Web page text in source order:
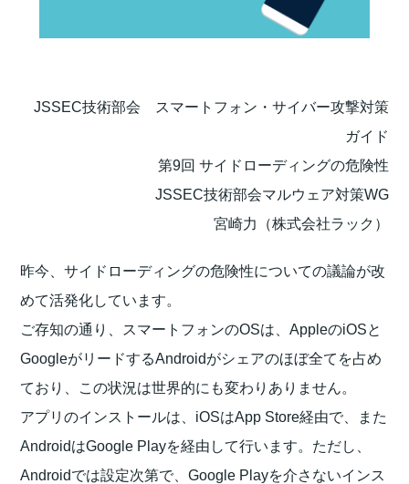
JSSEC技術部会 スマートフォン・サイバー攻撃対策
ガイド
第9回 サイドローディングの危険性
JSSEC技術部会マルウェア対策WG
宮崎力（株式会社ラック）
昨今、サイドローディングの危険性についての議論が改
めて活発化しています。
ご存知の通り、スマートフォンのOSは、AppleのiOSと
GoogleがリードするAndroidがシェアのほぼ全てを占め
ており、この状況は世界的にも変わりありません。
アプリのインストールは、iOSはApp Store経由で、また
AndroidはGoogle Playを経由して行います。ただし、
Androidでは設定次第で、Google Playを介さないインス